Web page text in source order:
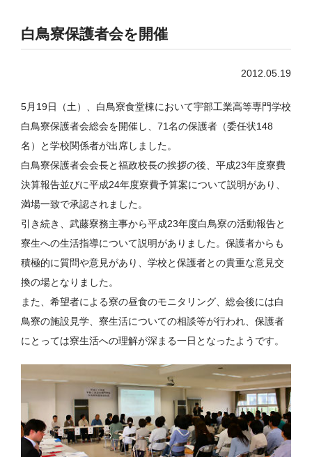
白鳥寮保護者会を開催
2012.05.19
5月19日（土）、白鳥寮食堂棟において宇部工業高等専門学校
白鳥寮保護者会総会を開催し、71名の保護者（委任状148
名）と学校関係者が出席しました。
白鳥寮保護者会会長と福政校長の挨拶の後、平成23年度寮費
決算報告並びに平成24年度寮費予算案について説明があり、
満場一致で承認されました。
引き続き、武藤寮務主事から平成23年度白鳥寮の活動報告と
寮生への生活指導について説明がありました。保護者からも
積極的に質問や意見があり、学校と保護者との貴重な意見交
換の場となりました。
また、希望者による寮の昼食のモニタリング、総会後には白
鳥寮の施設見学、寮生活についての相談等が行われ、保護者
にとっては寮生活への理解が深まる一日となったようです。